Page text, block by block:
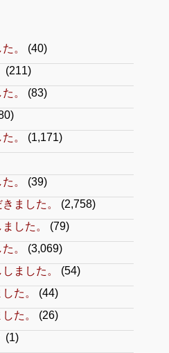
。
(40)
(211)
。
(83)
。
(1,171)
。
(39)
ました。
(2,758)
した。
(79)
。
(3,069)
ました。
(54)
た。
(44)
た。
(26)
(1)